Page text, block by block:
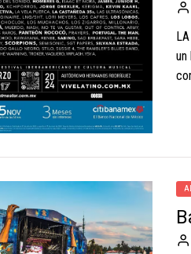
un